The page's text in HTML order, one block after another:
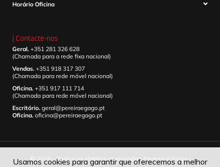
Horário Oficina
| Contacte-nos
Geral. +351 281 326 628
(Chamada para a rede fixa nacional)
Vendas. +351 918 317 307
(Chamada para rede móvel nacional)
Oficina. +351 917 111 714
(Chamada para rede móvel nacional)
Escritório. geral@pereiraegago.pt
Oficina. oficina@pereiraegago.pt
© 2026 – Todos os direitos reservados Pereira e Gago |
Usamos cookies para garantir que oferecemos a melhor